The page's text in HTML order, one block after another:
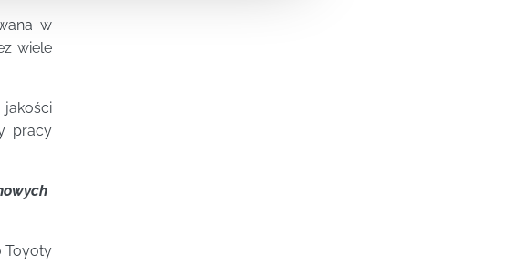
w
wiele
jakości
pracy
Toyoty